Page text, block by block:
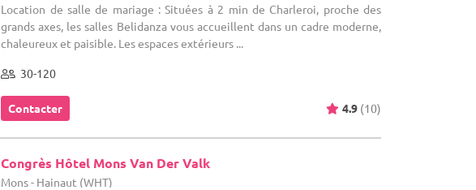
Location de salle de mariage : Situées à 2 min de Charleroi, proche des
grands axes, les salles Belidanza vous accueillent dans un cadre moderne,
chaleureux et paisible. Les espaces extérieurs ...
30-120
Contacter 4.9 (10)
Congrès Hôtel Mons Van Der Valk
Mons - Hainaut (WHT)